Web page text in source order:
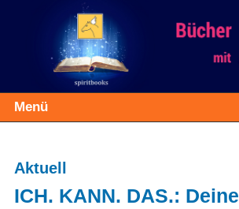
Menü
Aktuell
ICH. KANN. DAS.: Deine